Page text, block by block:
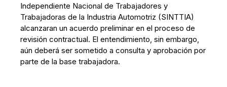
Independiente Nacional de Trabajadores y
Trabajadoras de la Industria Automotriz (SINTTIA)
alcanzaran un acuerdo preliminar en el proceso de
revisión contractual. El entendimiento, sin embargo,
aún deberá ser sometido a consulta y aprobación por
parte de la base trabajadora.